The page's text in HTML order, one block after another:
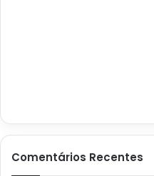
Comentários Recentes